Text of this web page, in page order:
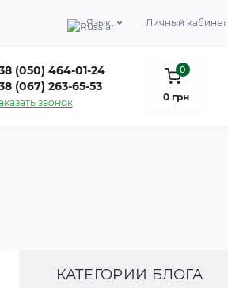
Язык Личный кабинет
(050) 464-01-24
(067) 263-65-53
звонок
0
0 грн
КАТЕГОРИИ БЛОГА